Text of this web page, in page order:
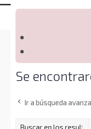
Se
Ir a búsqueda